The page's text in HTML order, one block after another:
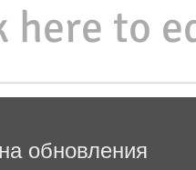
to
обновления